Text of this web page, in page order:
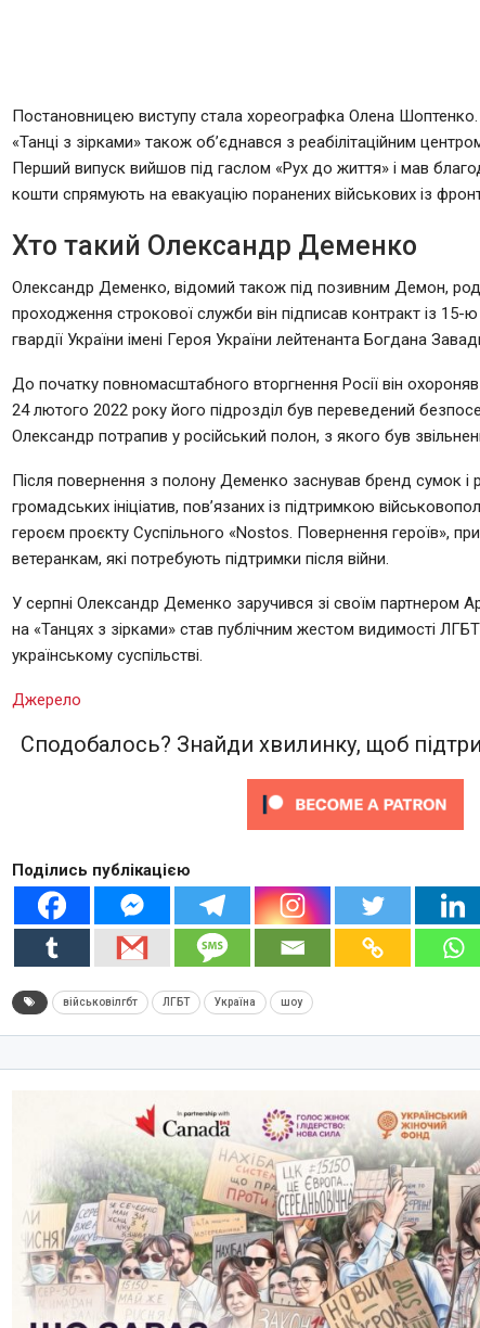
Постановницею виступу стала хореографка Олена
«Танці з зірками» також об’єднався з реабілітаційним
Перший випуск вийшов під гаслом «Рух до життя» і мав
кошти спрямують на евакуацію поранених військових із
Хто такий Олександр Деменко
Олександр Деменко, відомий також під позивним Демон,
проходження строкової служби він підписав контракт із 15-
гвардії України імені Героя України лейтенанта Богдана
До початку повномасштабного вторгнення Росії він
24 лютого 2022 року його підрозділ був переведений
Олександр потрапив у російський полон, з якого був
Після повернення з полону Деменко заснував бренд сумок і
громадських ініціатив, пов’язаних із підтримкою
героєм проєкту Суспільного «Nostos. Повернення героїв»,
ветеранкам, які потребують підтримки після війни.
У серпні Олександр Деменко заручився зі своїм партнером
на «Танцях з зірками» став публічним жестом видимості
українському суспільстві.
Джерело
Сподобалось? Знайди хвилинку, щоб
Поділись публікацією
військовілгбт ЛГБТ Україна шоу